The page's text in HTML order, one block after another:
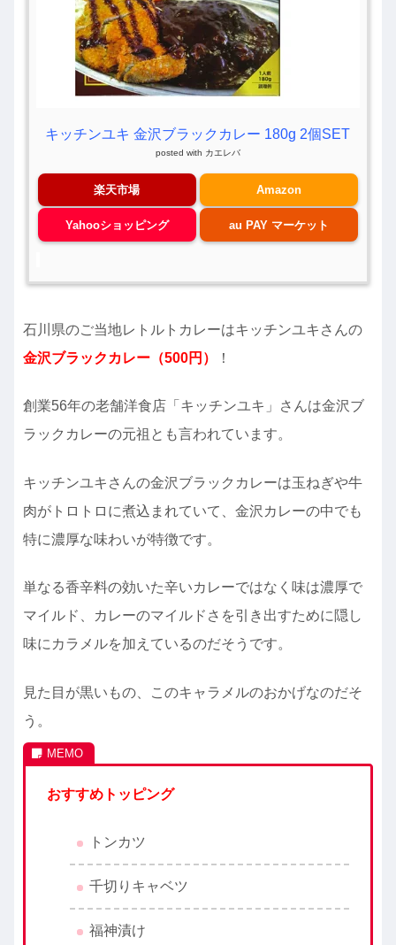
キッチンユキ 金沢ブラックカレー 180g 2個SET
posted with カエレバ
楽天市場 Amazon
Yahooショッピング au PAY マーケット
石川県のご当地レトルトカレーはキッチンユキさんの
金沢ブラックカレー（500円）
！
創業56年の老舗洋食店「キッチンユキ」さんは金沢ブ
ラックカレーの元祖とも言われています。
キッチンユキさんの金沢ブラックカレーは玉ねぎや牛
肉がトロトロに煮込まれていて、金沢カレーの中でも
特に濃厚な味わいが特徴です。
単なる香辛料の効いた辛いカレーではなく味は濃厚で
マイルド、カレーのマイルドさを引き出すために隠し
味にカラメルを加えているのだそうです。
見た目が黒いもの、このキャラメルのおかげなのだそ
う。
おすすめトッピング
トンカツ
千切りキャベツ
福神漬け